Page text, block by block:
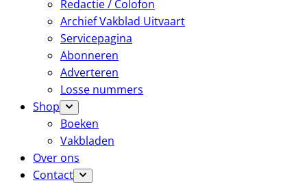
Redactie / Colofon
Archief Vakblad Uitvaart
Servicepagina
Abonneren
Adverteren
Losse nummers
Shop
Boeken
Vakbladen
Over ons
Contact